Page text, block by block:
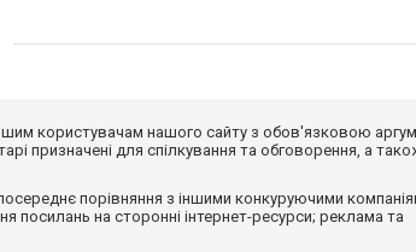
користувачам нашого сайту з обов'язковою
призначені для спілкування та обговорення, а
порівняння з іншими конкуруючими
посилань на сторонні інтернет-ресурси; реклама та